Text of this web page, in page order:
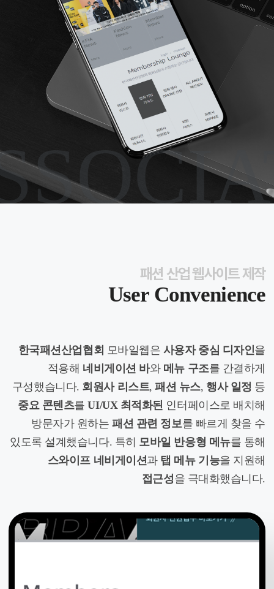
패션 산업 웹사이트 제작
사용자 중심의 모바일 UI/UX 최적화로 패션산업 주요 정보를 편리하게 제공합
User Convenience
한국패션산업협회 모바일웹은 사용자 중심 디자인을
적용해 네비게이션 바와 메뉴 구조를 간결하게
구성했습니다. 회원사 리스트,패션 뉴스, 행사 일정 등
중요 콘텐츠를 UI/UX 최적화된 인터페이스로 배치해
방문자가 원하는 패션 관련 정보를 빠르게 찾을 수
있도록 설계했습니다. 특히 모바일 반응형 메뉴를 통해
스와이프 네비게이션 과 탭 메뉴 기능을 지원해
접근성을 극대화했습니다.